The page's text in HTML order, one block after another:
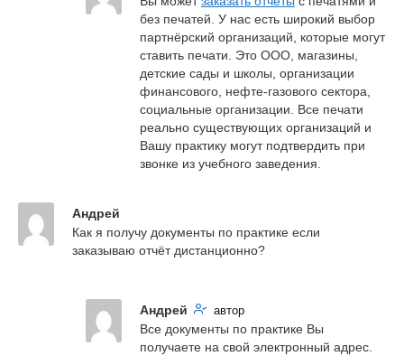
без печатей. У нас есть широкий выбор
партнёрский организаций, которые могут
ставить печати. Это ООО, магазины,
детские сады и школы, организации
финансового, нефте-газового сектора,
социальные организации. Все печати
реально существующих организаций и
Вашу практику могут подтвердить при
звонке из учебного заведения.
Андрей
Как я получу документы по практике если
заказываю отчёт дистанционно?
Андрей автор
Все документы по практике Вы
получаете на свой электронный адрес.